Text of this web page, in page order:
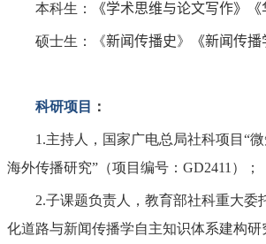
本科生： 《学术思维与论文写作》 《
硕士生：《新闻传播史》 《新闻传播
科研项目 ：
1.主持人，国家广电总局社科项目“
海外传播研究”（项目编号：GD2411）；
2.子课题负责人，教育部社科重大委
化道路与新闻传播学自主知识体系建构研